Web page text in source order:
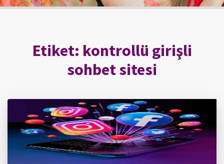
Etiket: kontrollü girişli
sohbet sitesi